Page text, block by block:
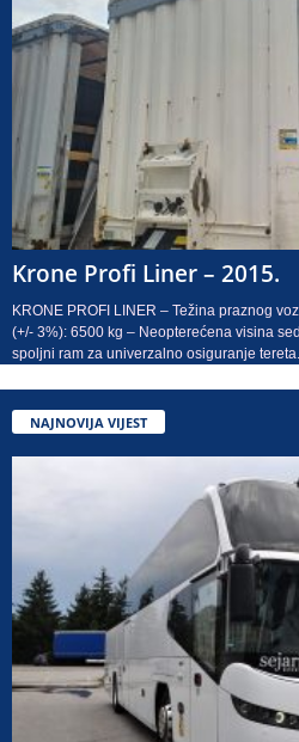
Krone Profi Liner – 2015.
KRONE PROFI LINER – Težina praznog
(+/- 3%): 6500 kg – Neopterećena visina
spoljni ram za univerzalno osiguranje
NAJNOVIJA VIJEST